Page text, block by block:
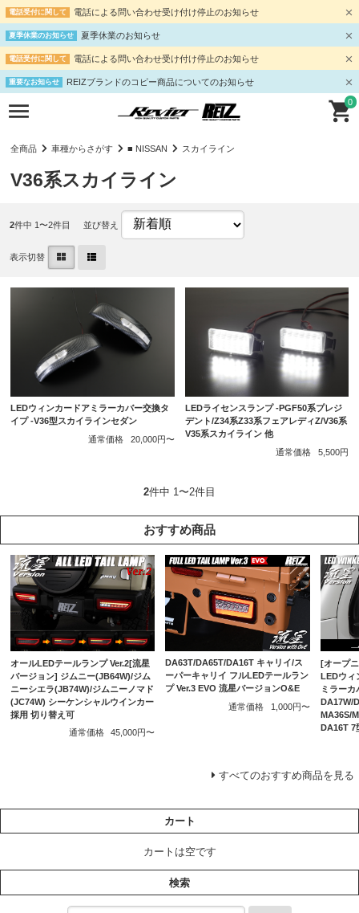
電話受付に関して 電話による問い合わせ受け付け停止のお知らせ
夏季休業のお知らせ 夏季休業のお知らせ
電話受付に関して 電話による問い合わせ受け付け停止のお知らせ
重要なお知らせ REIZブランドのコピー商品についてのお知らせ
0
全商品 車種からさがす ■ NISSAN スカイライン
V36系スカイライン
2件中 1〜2件目 並び替え
表示切替
LEDウィンカードアミラーカバー交換タ
イプ -V36型スカイラインセダン
通常価格
20,000円〜
LEDライセンスランプ -PGF50系プレジ
デント/Z34系Z33系フェアレディZ/V36系
V35系スカイライン 他
通常価格
5,500円
2件中 1〜2件目
おすすめ商品
オールLEDテールランプ Ver.2[流星
バージョン] ジムニー(JB64W)/ジム
ニーシエラ(JB74W)/ジムニーノマド
(JC74W) シーケンシャルウインカー
採用 切り替え可
通常価格
45,000円〜
DA63T/DA65T/DA16T キャリイ/ス
ーパーキャリイ フルLEDテールラン
プ Ver.3 EVO 流星バージョンO&E
通常価格
1,000円〜
[オープ
LEDウィ
ミラーカ
DA17W/
MA36S/
DA16T 7
すべてのおすすめ商品を見る
カート
カートは空です
検索